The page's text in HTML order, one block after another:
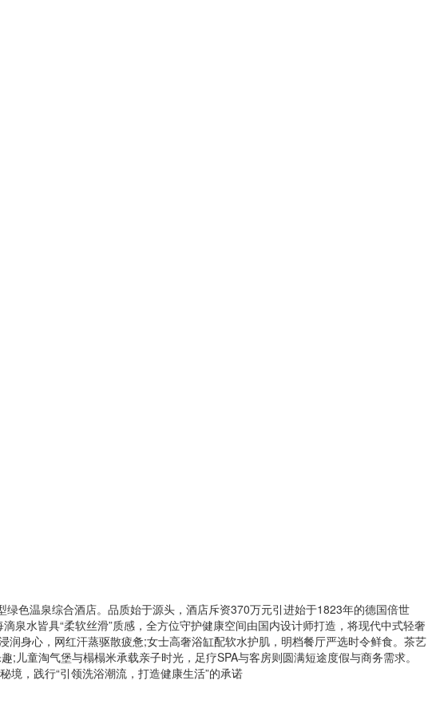
色温泉综合酒店。品质始于源头，酒店斥资370万元引进始于1823年的德国倍世
泉水皆具“柔软丝滑”质感，全方位守护健康空间由国内设计师打造，将现代中式轻奢
身心，网红汗蒸驱散疲惫;女士高奢浴缸配软水护肌，明档餐厅严选时令鲜食。茶艺
童淘气堡与榻榻米承载亲子时光，足疗SPA与客房则圆满短途度假与商务需求。
境，践行“引领洗浴潮流，打造健康生活”的承诺